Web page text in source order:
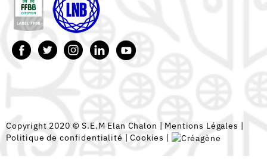
Copyright 2020 © S.E.M Elan Chalon | Mentions Légales |
Politique de confidentialité |Cookies |